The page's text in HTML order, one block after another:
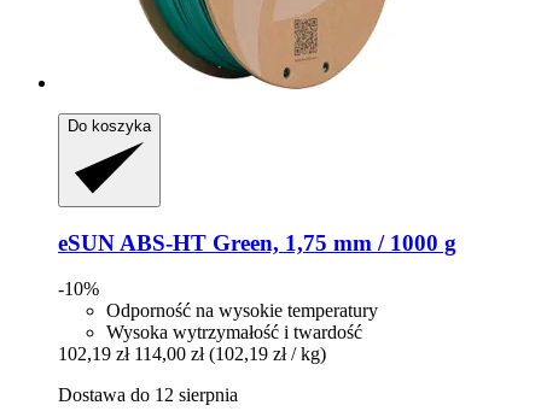
Do koszyka
eSUN ABS-​HT Green, 1,75 mm / 1000 g
-10%
Odporność na wysokie temperatury
Wysoka wytrzymałość i twardość
102,19 zł 114,00 zł (102,19 zł / kg)
Dostawa do 12 sierpnia